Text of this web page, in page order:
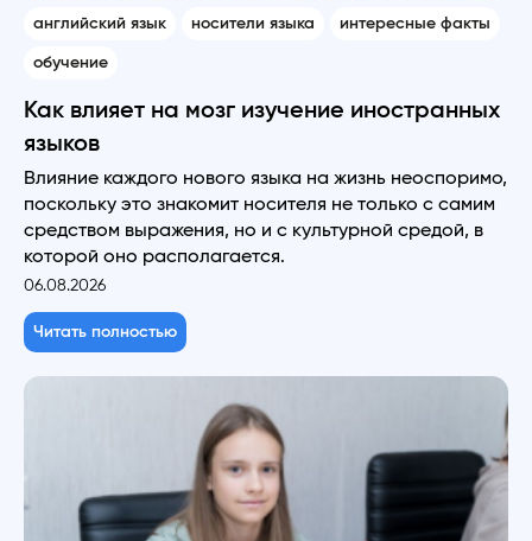
английский язык носители языка интересные факты
обучение
Как влияет на мозг изучение иностранных
языков
Влияние каждого нового языка на жизнь неоспоримо,
поскольку это знакомит носителя не только с самим
средством выражения, но и с культурной средой, в
которой оно располагается.
06.08.2026
Читать полностью